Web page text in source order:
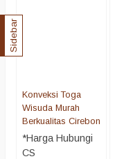
Konveksi Toga
Wisuda Murah
Berkualitas Cirebon
*Harga Hubungi
CS
Sidebar